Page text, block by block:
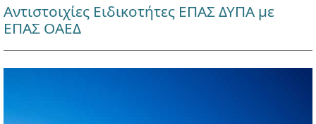
Αντιστοιχίες Ειδικοτήτες ΕΠΑΣ ΔΥΠΑ με
ΕΠΑΣ ΟΑΕΔ